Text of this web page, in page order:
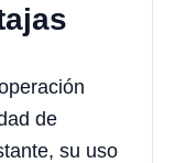
de
su uso